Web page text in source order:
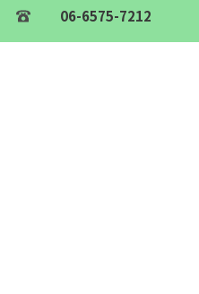
06-6575-7212
06-6575-7212